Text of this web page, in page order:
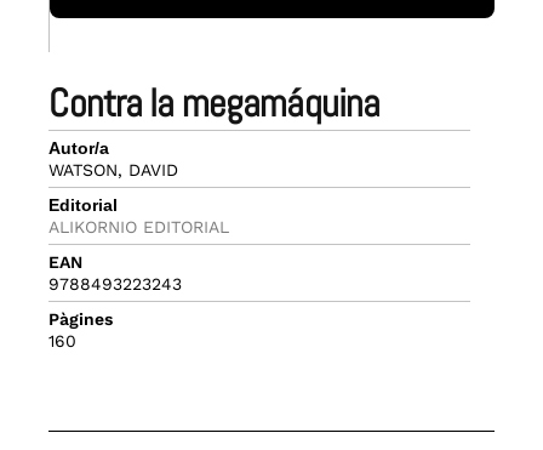
contra la megamáquina
Autor/a
WATSON, DAVID
Editorial
ALIKORNIO EDITORIAL
EAN
9788493223243
Pàgines
160